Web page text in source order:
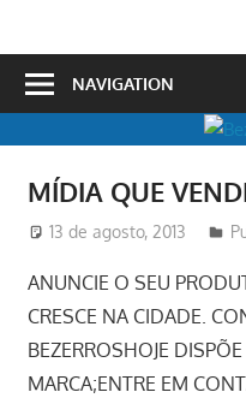
content
NAVIGATION
MÍDIA QUE
13 de agosto, 2013
ANUNCIE O SEU
CRESCE NA CIDADE.
BEZERROSHOJE
MARCA;ENTRE EM